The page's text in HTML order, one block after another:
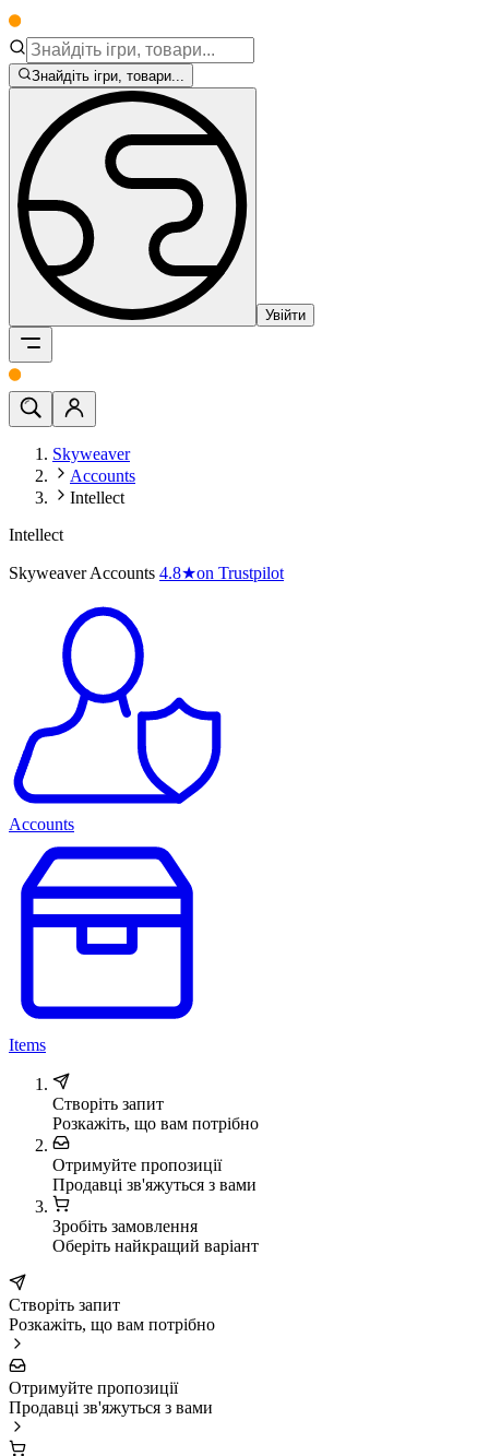
Знайдіть ігри, товари...
Увійти
Skyweaver
Accounts
Intellect
Intellect
Skyweaver Accounts 4.8★on Trustpilot
Accounts
Items
Створіть запит
Розкажіть, що вам потрібно
Отримуйте пропозиції
Продавці зв'яжуться з вами
Зробіть замовлення
Оберіть найкращий варіант
Створіть запит
Розкажіть, що вам потрібно
Отримуйте пропозиції
Продавці зв'яжуться з вами